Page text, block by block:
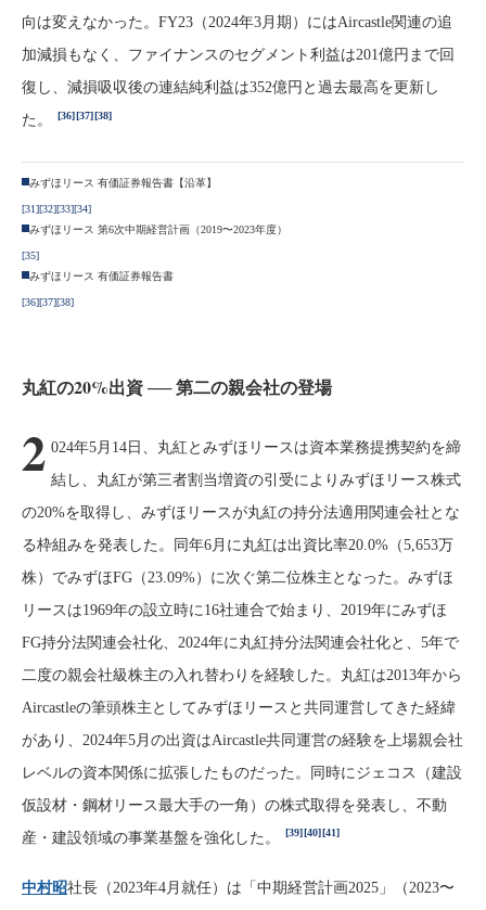
向は変えなかった。FY23（2024年3月期）にはAircastle関連の追
加減損もなく、ファイナンスのセグメント利益は201億円まで回
復し、減損吸収後の連結純利益は352億円と過去最高を更新し
た。
[36][37][38]
みずほリース 有価証券報告書【沿革】
[31][32][33][34]
みずほリース 第6次中期経営計画（2019〜2023年度）
[35]
みずほリース 有価証券報告書
[36][37][38]
丸紅の20%出資 ── 第二の親会社の登場
2 024年5月14日、丸紅とみずほリースは資本業務提携契約を締
結し、丸紅が第三者割当増資の引受によりみずほリース株式
の20%を取得し、みずほリースが丸紅の持分法適用関連会社とな
る枠組みを発表した。同年6月に丸紅は出資比率20.0%（5,653万
株）でみずほFG（23.09%）に次ぐ第二位株主となった。みずほ
リースは1969年の設立時に16社連合で始まり、2019年にみずほ
FG持分法関連会社化、2024年に丸紅持分法関連会社化と、5年で
二度の親会社級株主の入れ替わりを経験した。丸紅は2013年から
Aircastleの筆頭株主としてみずほリースと共同運営してきた経緯
があり、2024年5月の出資はAircastle共同運営の経験を上場親会社
レベルの資本関係に拡張したものだった。同時にジェコス（建設
仮設材・鋼材リース最大手の一角）の株式取得を発表し、不動
産・建設領域の事業基盤を強化した。
[39][40][41]
中村昭社長（2023年4月就任）は「中期経営計画2025」（2023〜